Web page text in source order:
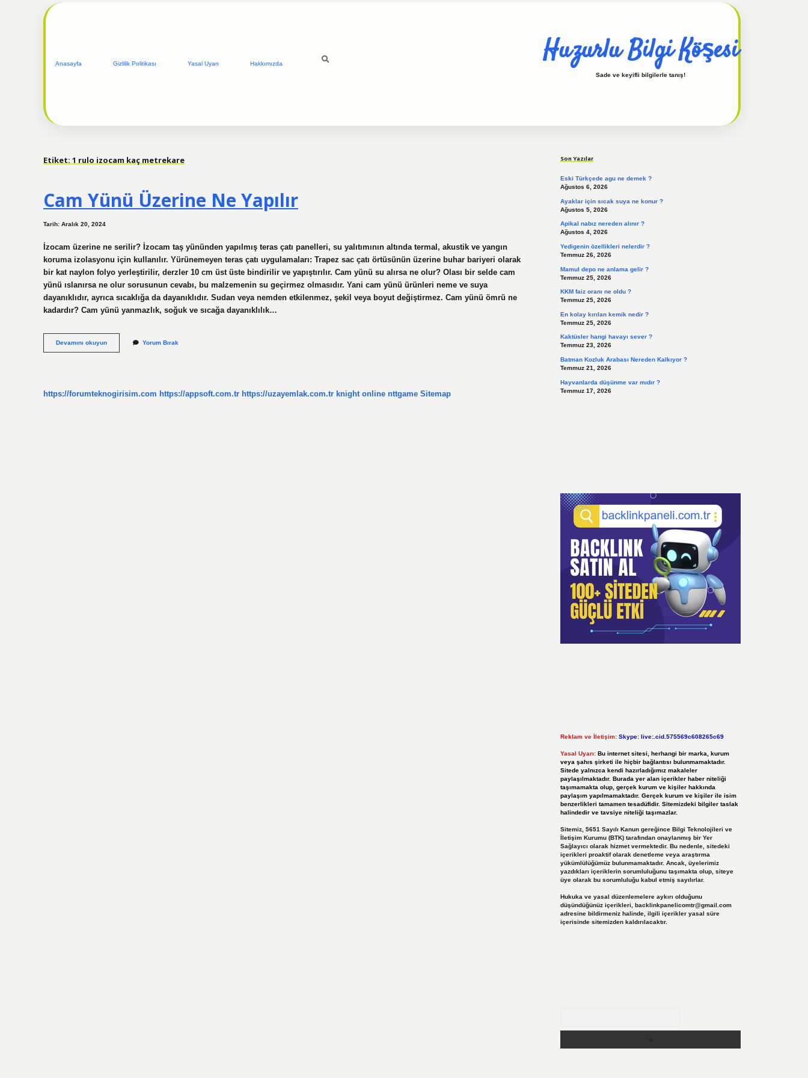
Anasayfa Gizlilik Politikası Yasal Uyarı Hakkımızda Huzurlu Bilgi Köşesi
Sade ve keyifli bilgilerle tanış!
Etiket: 1 rulo izocam kaç metrekare
Cam Yünü Üzerine Ne Yapılır
Tarih: Aralık 20, 2024
İzocam üzerine ne serilir? İzocam taş yününden yapılmış teras çatı panelleri, su yalıtımının altında termal, akustik ve yangın
koruma izolasyonu için kullanılır. Yürünemeyen teras çatı uygulamaları: Trapez sac çatı örtüsünün üzerine buhar bariyeri olarak
bir kat naylon folyo yerleştirilir, derzler 10 cm üst üste bindirilir ve yapıştırılır. Cam yünü su alırsa ne olur? Olası bir selde cam
yünü ıslanırsa ne olur sorusunun cevabı, bu malzemenin su geçirmez olmasıdır. Yani cam yünü ürünleri neme ve suya
dayanıklıdır, ayrıca sıcaklığa da dayanıklıdır. Sudan veya nemden etkilenmez, şekil veya boyut değiştirmez. Cam yünü ömrü ne
kadardır? Cam yünü yanmazlık, soğuk ve sıcağa dayanıklılık…
Devamını okuyunCam
Yünü
Yorum Bırak
https://forumteknogirisim.com https://appsoft.com.tr https://uzayemlak.com.tr knight online nttgame Sitemap
Son Yazılar
Eski Türkçede agu ne demek ?
Ağustos 6, 2026
Ayaklar için sıcak suya ne konur ?
Ağustos 5, 2026
Apikal nabız nereden alınır ?
Ağustos 4, 2026
Yedigenin özellikleri nelerdir ?
Temmuz 26, 2026
Mamul depo ne anlama gelir ?
Temmuz 25, 2026
KKM faiz oranı ne oldu ?
Temmuz 25, 2026
En kolay kırılan kemik nedir ?
Temmuz 25, 2026
Kaktüsler hangi havayı sever ?
Temmuz 23, 2026
Batman Kozluk Arabası Nereden Kalkıyor ?
Temmuz 21, 2026
Hayvanlarda düşünme var mıdır ?
Temmuz 17, 2026
Reklam ve İletişim: Skype: live:.cid.575569c608265c69
Yasal Uyarı: Bu internet sitesi, herhangi bir marka, kurum
veya şahıs şirketi ile hiçbir bağlantısı bulunmamaktadır.
Sitede yalnızca kendi hazırladığımız makaleler
paylaşılmaktadır. Burada yer alan içerikler haber niteliği
taşımamakta olup, gerçek kurum ve kişiler hakkında
paylaşım yapılmamaktadır. Gerçek kurum ve kişiler ile isim
benzerlikleri tamamen tesadüfidir. Sitemizdeki bilgiler taslak
halindedir ve tavsiye niteliği taşımazlar.
Sitemiz, 5651 Sayılı Kanun gereğince Bilgi Teknolojileri ve
İletişim Kurumu (BTK) tarafından onaylanmış bir Yer
Sağlayıcı olarak hizmet vermektedir. Bu nedenle, sitedeki
içerikleri proaktif olarak denetleme veya araştırma
yükümlülüğümüz bulunmamaktadır. Ancak, üyelerimiz
yazdıkları içeriklerin sorumluluğunu taşımakta olup, siteye
üye olarak bu sorumluluğu kabul etmiş sayılırlar.
Hukuka ve yasal düzenlemelere aykırı olduğunu
düşündüğünüz içerikleri, backlinkpanelicomtr@gmail.com
adresine bildirmeniz halinde, ilgili içerikler yasal süre
içerisinde sitemizden kaldırılacaktır.